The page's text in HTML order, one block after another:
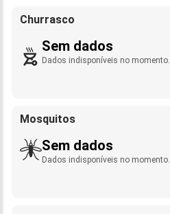
Churrasco
Sem dados
Dados indisponíveis no momento.
Mosquitos
Sem dados
Dados indisponíveis no momento.